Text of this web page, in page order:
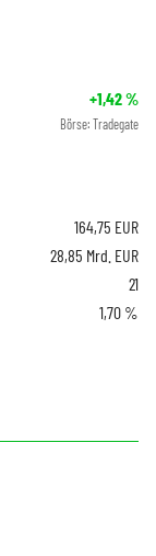
+1,42%
Börse: Tradegate
164,75 EUR
28,85 Mrd. EUR
21
1,70 %